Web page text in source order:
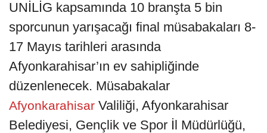
UNİLİG kapsamında 10 branşta 5 bin
sporcunun yarışacağı final müsabakaları 8-
17 Mayıs tarihleri arasında
Afyonkarahisar’ın ev sahipliğinde
düzenlenecek. Müsabakalar
Afyonkarahisar Valiliği, Afyonkarahisar
Belediyesi, Gençlik ve Spor İl Müdürlüğü,